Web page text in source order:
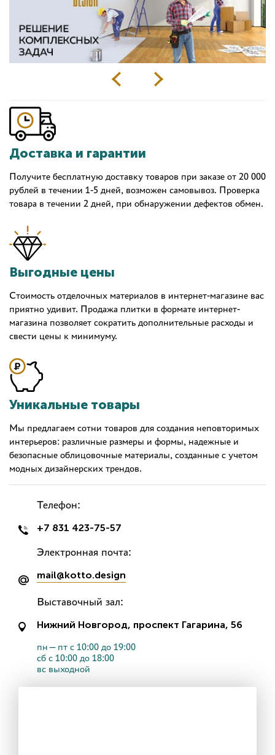
Доставка и гарантии
Получите бесплатную доставку товаров при заказе от 20 000
рублей в течении 1-5 дней, возможен самовывоз. Проверка
товара в течении 2 дней, при обнаружении дефектов обмен.
Выгодные цены
Стоимость отделочных материалов в интернет-магазине вас
приятно удивит. Продажа плитки в формате интернет-
магазина позволяет сократить дополнительные расходы и
свести цены к минимуму.
Уникальные товары
Мы предлагаем сотни товаров для создания неповторимых
интерьеров: различные размеры и формы, надежные и
безопасные облицовочные материалы, созданные с учетом
модных дизайнерских трендов.
Телефон:
+7 831 423-75-57
Электронная почта:
mail@kotto.design
Выставочный зал:
Нижний Новгород, проспект Гагарина, 56
пн—пт с 10:00 до 19:00
сб с 10:00 до 18:00
вс выходной